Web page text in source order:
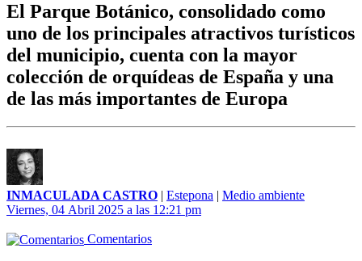
El Parque Botánico, consolidado como
uno de los principales atractivos turísticos
del municipio, cuenta con la mayor
colección de orquídeas de España y una
de las más importantes de Europa
INMACULADA CASTRO | Estepona | Medio ambiente
Viernes, 04 Abril 2025 a las 12:21 pm
Comentarios